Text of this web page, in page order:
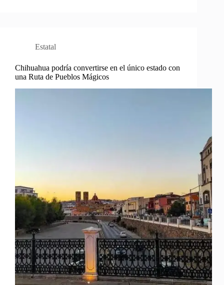
Estatal
Chihuahua podría convertirse en el único estado con
una Ruta de Pueblos Mágicos